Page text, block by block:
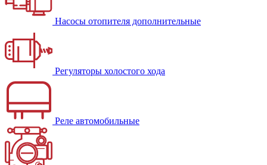
Насосы отопителя дополнительные
Регуляторы холостого хода
Реле автомобильные